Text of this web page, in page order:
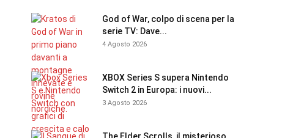
God of War, colpo di scena per la
serie TV: Dave...
4 Agosto 2026
XBOX Series S supera Nintendo
Switch 2 in Europa: i nuovi...
3 Agosto 2026